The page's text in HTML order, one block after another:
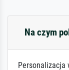
Na czym
Personalizacja